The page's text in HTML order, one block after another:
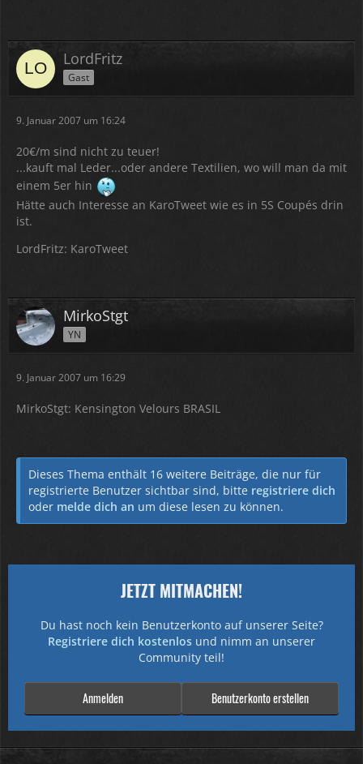
LordFritz
Gast
9. Januar 2007 um 16:24
20€/m sind nicht zu teuer!
...kauft mal Leder...oder andere Textilien, wo will man da mit
einem 5er hin
Hätte auch Interesse an KaroTweet wie es in 5S Coupés drin
ist.
LordFritz: KaroTweet
MirkoStgt
YN
9. Januar 2007 um 16:29
MirkoStgt: Kensington Velours BRASIL
Dieses Thema enthält 16 weitere Beiträge, die nur für
registrierte Benutzer sichtbar sind, bitte registriere dich
oder melde dich an um diese lesen zu können.
JETZT MITMACHEN!
Du hast noch kein Benutzerkonto auf unserer Seite?
Registriere dich kostenlos und nimm an unserer
Community teil!
Benutzerkonto erstellen
Anmelden